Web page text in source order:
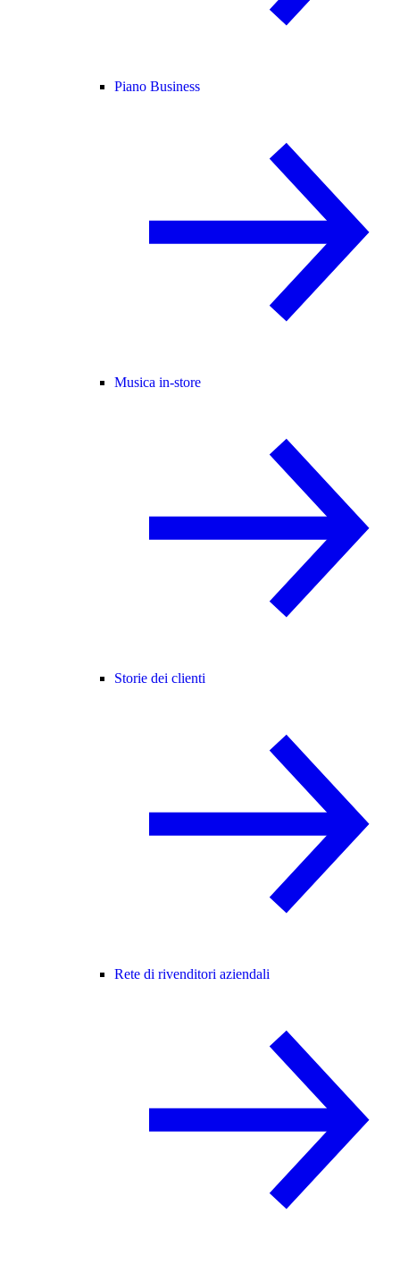
Piano Business
Musica in-store
Storie dei clienti
Rete di rivenditori aziendali